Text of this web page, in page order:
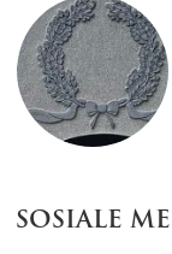
SOSIALE